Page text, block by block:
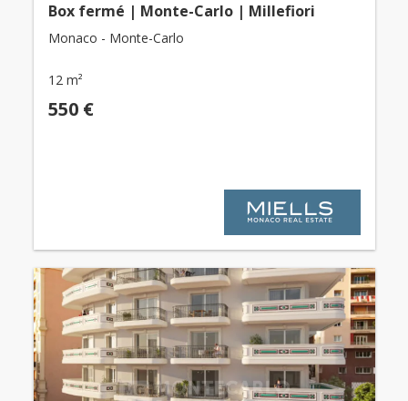
Box fermé | Monte-Carlo | Millefiori
Monaco - Monte-Carlo
12 m²
550 €